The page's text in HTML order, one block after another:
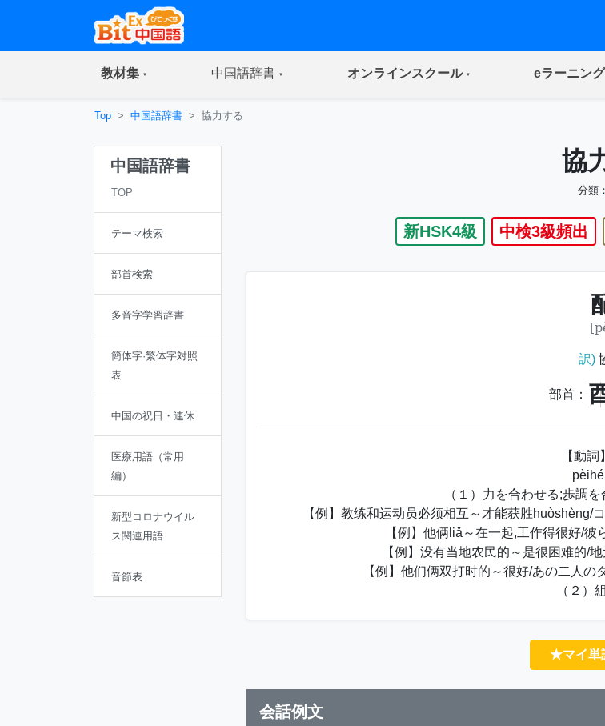
教材集(current) 中国語辞書(current) オンラインスクール(current) eラーニング
Top 中国語辞書 協力する
中国語辞書
TOP
テーマ検索
部首検索
多音字学習辞書
簡体字·繁体字対照
表
中国の祝日・連休
医療用語（常用
編）
新型コロナウイル
ス関連用語
音節表
協
分類：
新HSK4級 中検3級頻出
訳)
部首：
【動
pèihé
（１）力を合わせる;歩調
【例】教练和运动员必须相互～才能获胜huòshèng/
【例】他俩liǎ～在一起,工作得很好/彼
【例】没有当地农民的～是很困难的/
【例】他们俩双打时的～很好/あの二人
（２）
★マイ単
会話例文